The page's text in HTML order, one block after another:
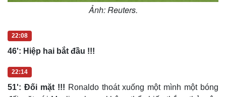
Ảnh: Reuters.
22:08
46': Hiệp hai bắt đầu !!!
22:14
51': Đối mặt !!! Ronaldo thoát xuống một mình một bóng